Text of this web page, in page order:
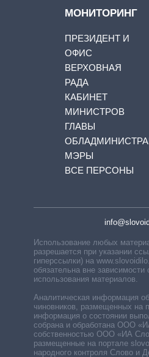
МОНИТОРИНГ
ПРЕЗИДЕНТ И
ОФИС
ВЕРХОВНАЯ
РАДА
КАБИНЕТ
МИНИСТРОВ
ГЛАВЫ
МЭРЫ
ВСЕ ПЕРСОНЫ
Использование любых
разрешается при указании
гиперссылки) на
обязательна вне зависимости
использования материалов.
Аналитическая информация
чиновников, размещенных на
информация о состоянии
собрана и обработана ООО
собственностью ООО «ИА
размещенные на портале
народного контроля Слово и